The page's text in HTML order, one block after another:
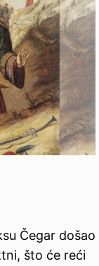
Čegar došao
što će reći